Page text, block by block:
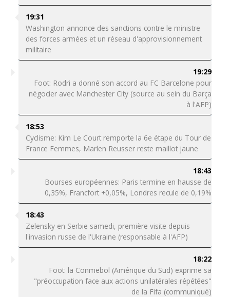
19:31
Washington annonce des sanctions contre le ministre
des forces armées et un réseau d'approvisionnement
militaire
19:29
Foot: Rodri a donné son accord au FC Barcelone pour
négocier avec Manchester City (source au sein du Barça
à l'AFP)
18:53
Cyclisme: Kim Le Court remporte la 6e étape du Tour de
France Femmes, Marlen Reusser reste maillot jaune
18:43
Bourses européennes: Paris termine en hausse de
0,35%, Francfort +0,05%, Londres recule de 0,19%
18:43
Zelensky en Serbie samedi, première visite depuis
l'invasion russe de l'Ukraine (responsable à l'AFP)
18:22
Foot: la Conmebol (Amérique du Sud) exprime sa
"préoccupation face aux actions unilatérales répétées"
de la Fifa (communiqué)